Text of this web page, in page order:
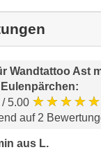
Wandtattoo Ast
Eulenpärchen:
/ 5.00 ★★★★★
auf 2
aus L.